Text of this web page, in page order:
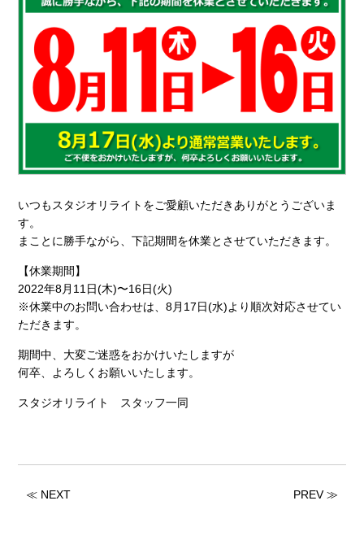
いつもスタジオリライトをご愛顧いただきありがとうございま
す。
まことに勝手ながら、下記期間を休業とさせていただきます。
【休業期間】
2022年8月11日(木)〜16日(火)
※休業中のお問い合わせは、8月17日(水)より順次対応させてい
ただきます。
期間中、大変ご迷惑をおかけいたしますが
何卒、よろしくお願いいたします。
スタジオリライト スタッフ一同
≪ NEXT PREV ≫